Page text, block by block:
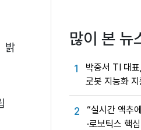
밝 많이 본 뉴
1
박중서 TI 대표
로봇 지능화
2
“실시간 액추
·로보틱스 핵